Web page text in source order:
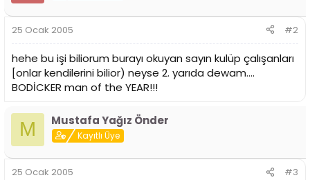
25 Ocak 2005 #2
hehe bu işi biliorum burayı okuyan sayın kulüp çalışanları
[onlar kendilerini bilior) neyse 2. yarıda dewam....
BODİCKER man of the YEAR!!!
M Mustafa Yağız Önder
Kayıtlı Üye
25 Ocak 2005 #3